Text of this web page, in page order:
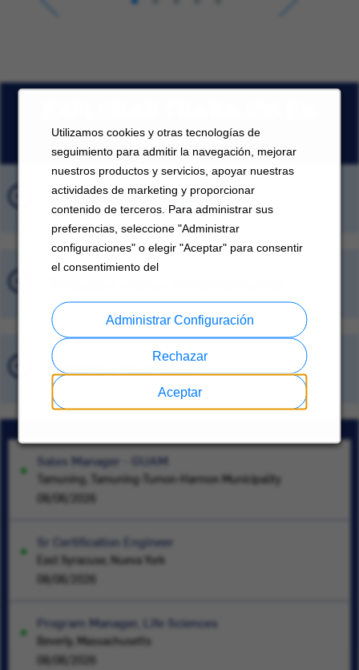
Utilizamos cookies y otras tecnologías de
seguimiento para admitir la navegación, mejorar
nuestros productos y servicios, apoyar nuestras
actividades de marketing y proporcionar
contenido de terceros. Para administrar sus
preferencias, seleccione "Administrar
configuraciones" o elegir "Aceptar" para consentir
el consentimiento del
Aceptar
Rechazar
Administrar Configuración
CARRIER
Trabajos Destacados
Trabajos Guardados
Sales Manager - GUAM
Tamuning, Tamuning-Tumon-Harmon Municipality
08/06/2026
Sr Certification Engineer
East Syracuse, Nueva York
08/06/2026
Program Manager, Life Sciences
Beverly, Massachusetts
08/06/2026